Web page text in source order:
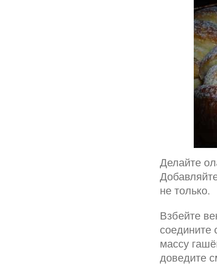
Делайте
не только.
Взбейте
соедините
массу
доведите